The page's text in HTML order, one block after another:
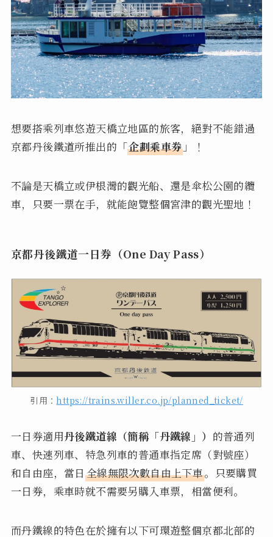
想要搭乘列車悠遊天橋立地區的旅客，絕對不能錯過
京都丹後鐵道所推出的「企劃乘車券 」！
不論是天橋立或伊根灣的觀光船、還是傘松公園的纜
車，只要一票在手，就能飽覽整個宮津的觀光聖地！
京都丹後鐵道一日券（One Day Pass）
引用：https://trains.willer.co.jp/planned_ticket/
一日券適用丹後鐵道線（簡稱「丹鐵線」） 的普通列
車、快速列車、特急列車的普通車指定席（對號座）
和自由座，當日 全線無限次數自由上下車。只要購買
一日券，乘車時就不需要另購入車票，相當便利。
而丹鐵線的特色在於擁有以下可環遊整個京都北部的